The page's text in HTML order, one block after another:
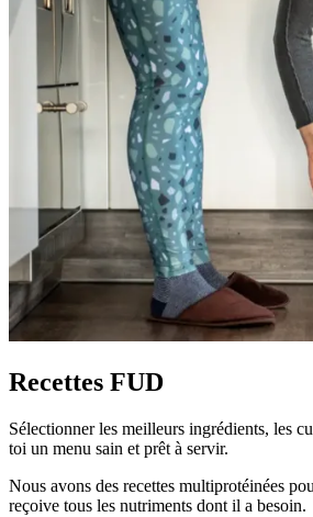
Recettes FUD
Sélectionner les meilleurs ingrédients, les
toi un menu sain et prêt à servir.
Nous avons des recettes multiprotéinées
reçoive tous les nutriments dont il a besoin.